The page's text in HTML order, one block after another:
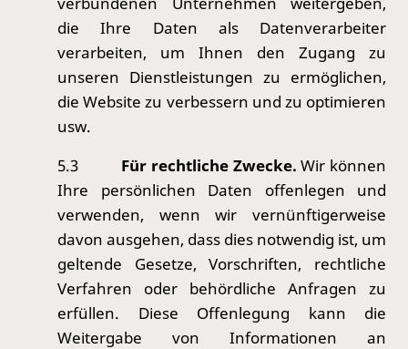
die Ihre Daten als Datenverarbeiter
verarbeiten, um Ihnen den Zugang zu
unseren Dienstleistungen zu ermöglichen,
die Website zu verbessern und zu optimieren
usw.
5.3 Für rechtliche Zwecke.Wir können
Ihre persönlichen Daten offenlegen und
verwenden, wenn wir vernünftigerweise
davon ausgehen, dass dies notwendig ist, um
geltende Gesetze, Vorschriften, rechtliche
Verfahren oder behördliche Anfragen zu
erfüllen. Diese Offenlegung kann die
Weitergabe von Informationen an